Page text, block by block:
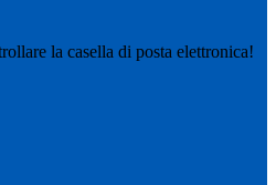
la casella di posta elettronica!